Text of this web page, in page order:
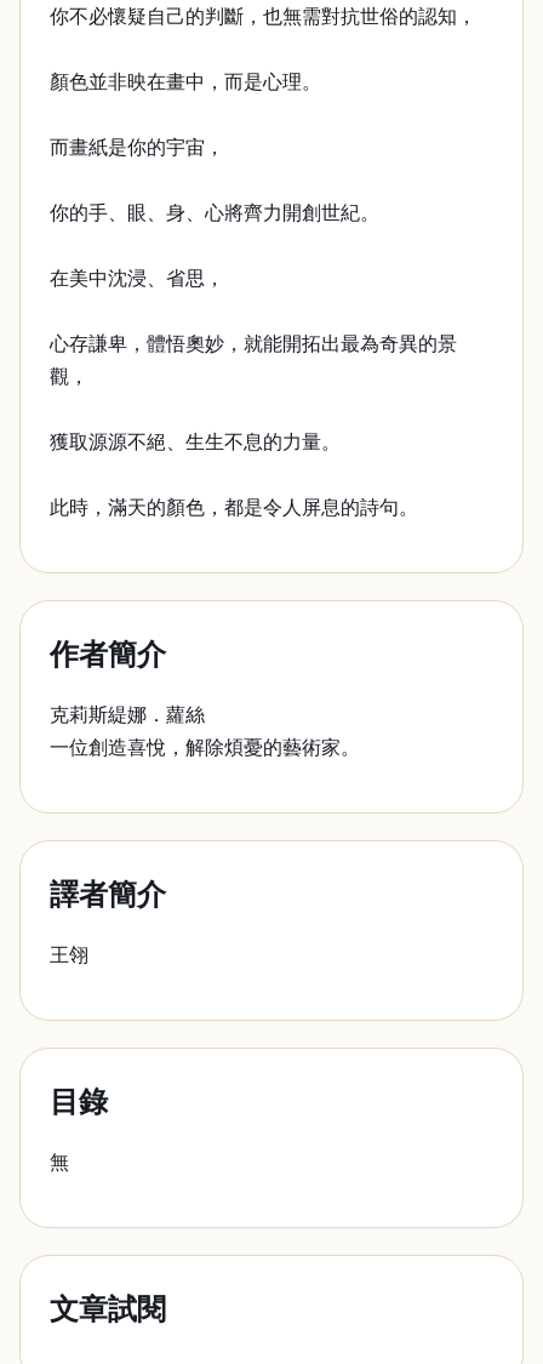
你不必懷疑自己的判斷，也無需對抗世俗的認知，
顏色並非映在畫中，而是心理。
而畫紙是你的宇宙，
你的手、眼、身、心將齊力開創世紀。
在美中沈浸、省思，
心存謙卑，體悟奧妙，就能開拓出最為奇異的景
觀，
獲取源源不絕、生生不息的力量。
此時，滿天的顏色，都是令人屏息的詩句。
作者簡介
克莉斯緹娜．蘿絲
一位創造喜悅，解除煩憂的藝術家。
譯者簡介
王翎
目錄
無
文章試閱